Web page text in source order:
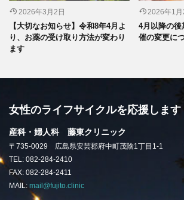
2026年3月2日
【大切なお知らせ】令和8年4月よ
り、お薬の受け取り方法が変わり
ます
2026年1月
4月以降の後
催の変更に
女性のライフサイクルを応援します
産科・婦人科 藤東クリニック
〒735-0029 広島県安芸郡府中町茂陰1丁目1-1
TEL: 082-284-2410
FAX: 082-284-2411
MAIL: mail@fujito.clinic